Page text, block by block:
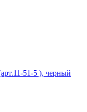
51-5 ), черный